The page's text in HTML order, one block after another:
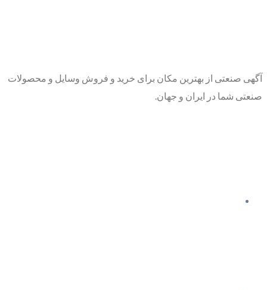
آگهی صنعتی از بهترین مکان برای خرید و فروش وسایل و محصولات
صنعتی شما در ایران و جهان.